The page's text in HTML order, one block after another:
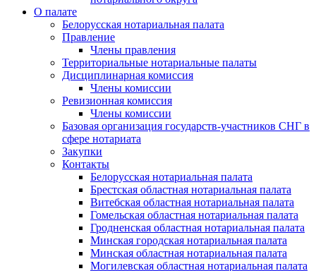
О палате
Белорусская нотариальная палата
Правление
Члены правления
Территориальные нотариальные палаты
Дисциплинарная комиссия
Члены комиссии
Ревизионная комиссия
Члены комиссии
Базовая организация государств-участников СНГ в
сфере нотариата
Закупки
Контакты
Белорусская нотариальная палата
Брестская областная нотариальная палата
Витебская областная нотариальная палата
Гомельская областная нотариальная палата
Гродненская областная нотариальная палата
Минская городская нотариальная палата
Минская областная нотариальная палата
Могилевская областная нотариальная палата